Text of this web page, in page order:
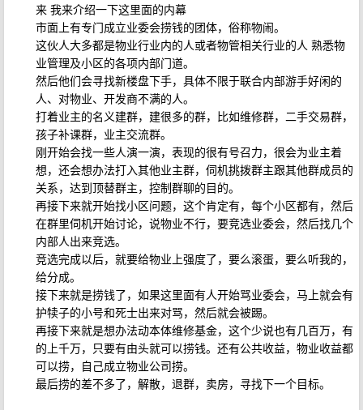
来 我来介绍一下这里面的内幕
市面上有专门成立业委会捞钱的团体，俗称物闹。
这伙人大多都是物业行业内的人或者物管相关行业的人 熟悉物
业管理及小区的各项内部门道。
然后他们会寻找新楼盘下手，具体不限于联合内部游手好闲的
人、对物业、开发商不满的人。
打着业主的名义建群，建很多的群，比如维修群，二手交易群，
孩子补课群，业主交流群。
刚开始会找一些人演一演，表现的很有号召力，很会为业主着
想，还会想办法打入其他业主群，伺机挑拨群主跟其他群成员的
关系，达到顶替群主，控制群聊的目的。
再接下来就开始找小区问题，这个肯定有，每个小区都有，然后
在群里伺机开始讨论，说物业不行，要竞选业委会，然后找几个
内部人出来竞选。
竞选完成以后，就要给物业上强度了，要么滚蛋，要么听我的，
给分成。
接下来就是捞钱了，如果这里面有人开始骂业委会，马上就会有
护犊子的小号和死士出来对骂，然后就会被踢。
再接下来就是想办法动本体维修基金，这个少说也有几百万，有
的上千万，只要有由头就可以捞钱。还有公共收益，物业收益都
可以捞，自己成立物业公司捞。
最后捞的差不多了，解散，退群，卖房，寻找下一个目标。